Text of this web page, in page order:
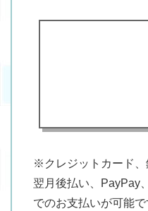
※クレジットカード、
翌月後払い、PayPay
でのお支払いが可能で